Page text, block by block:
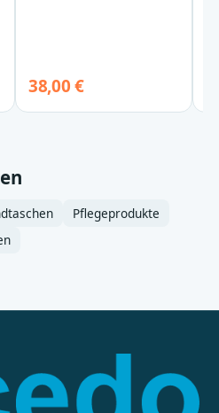
38,00 €
Pflegeprodukte